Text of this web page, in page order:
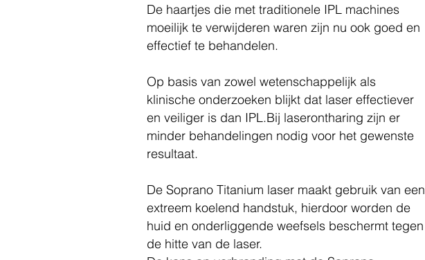
De haartjes die met traditionele IPL machines
moeilijk te verwijderen waren zijn nu ook goed en
effectief te behandelen.
Op basis van zowel wetenschappelijk als
klinische onderzoeken blijkt dat laser effectiever
en veiliger is dan IPL.Bij laserontharing zijn er
minder behandelingen nodig voor het gewenste
resultaat.
De Soprano Titanium laser maakt gebruik van een
extreem koelend handstuk, hierdoor worden de
huid en onderliggende weefsels beschermt tegen
de hitte van de laser.